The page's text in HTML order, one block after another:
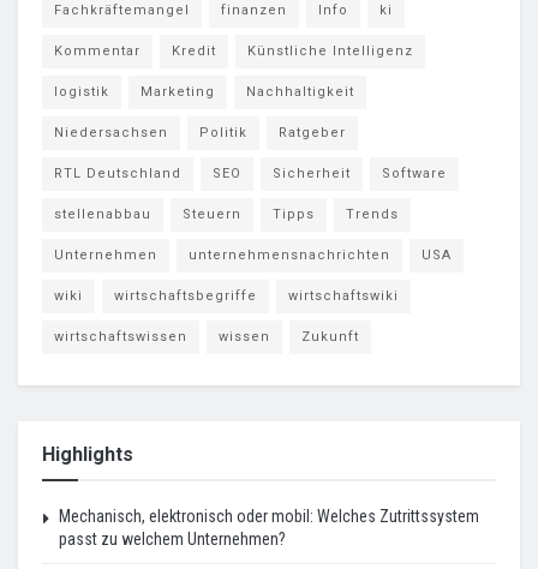
Fachkräftemangel finanzen Info ki
Kommentar Kredit Künstliche Intelligenz
logistik Marketing Nachhaltigkeit
Niedersachsen Politik Ratgeber
RTL Deutschland SEO Sicherheit Software
stellenabbau Steuern Tipps Trends
Unternehmen unternehmensnachrichten USA
wiki wirtschaftsbegriffe wirtschaftswiki
wirtschaftswissen wissen Zukunft
Highlights
Mechanisch, elektronisch oder mobil: Welches Zutrittssystem
passt zu welchem Unternehmen?